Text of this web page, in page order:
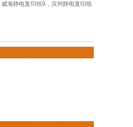
威海静电复印纸9 ， 滨州静电复印纸